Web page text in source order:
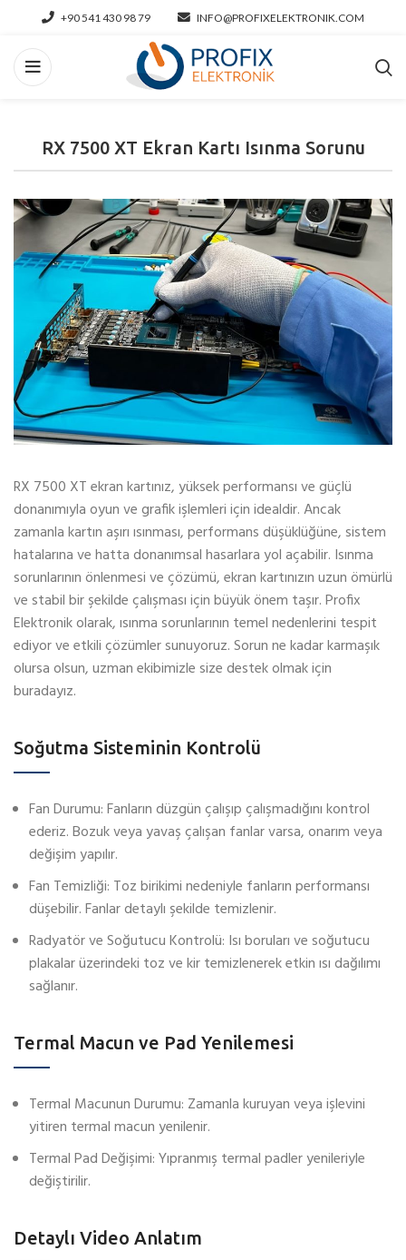
+90 541 430 98 79 INFO@PROFIXELEKTRONIK.COM
RX 7500 XT Ekran Kartı Isınma Sorunu
RX 7500 XT ekran kartınız, yüksek performansı ve güçlü
donanımıyla oyun ve grafik işlemleri için idealdir. Ancak
zamanla kartın aşırı ısınması, performans düşüklüğüne, sistem
hatalarına ve hatta donanımsal hasarlara yol açabilir. Isınma
sorunlarının önlenmesi ve çözümü, ekran kartınızın uzun ömürlü
ve stabil bir şekilde çalışması için büyük önem taşır. Profix
Elektronik olarak, ısınma sorunlarının temel nedenlerini tespit
ediyor ve etkili çözümler sunuyoruz. Sorun ne kadar karmaşık
olursa olsun, uzman ekibimizle size destek olmak için
buradayız.
Soğutma Sisteminin Kontrolü
Fan Durumu: Fanların düzgün çalışıp çalışmadığını kontrol
ederiz. Bozuk veya yavaş çalışan fanlar varsa, onarım veya
değişim yapılır.
Fan Temizliği: Toz birikimi nedeniyle fanların performansı
düşebilir. Fanlar detaylı şekilde temizlenir.
Radyatör ve Soğutucu Kontrolü: Isı boruları ve soğutucu
plakalar üzerindeki toz ve kir temizlenerek etkin ısı dağılımı
sağlanır.
Termal Macun ve Pad Yenilemesi
Termal Macunun Durumu: Zamanla kuruyan veya işlevini
yitiren termal macun yenilenir.
Termal Pad Değişimi: Yıpranmış termal padler yenileriyle
değiştirilir.
Detaylı Video Anlatım